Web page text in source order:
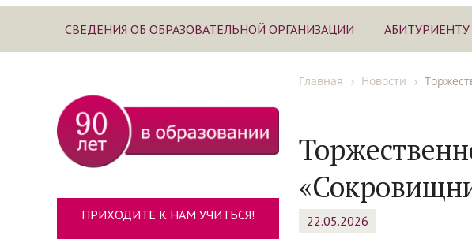
СВЕДЕНИЯ ОБ ОБРАЗОВАТЕЛЬНОЙ ОРГАНИЗАЦИИ АБИТУРИЕНТУ
Главная Новости
22.05.2026
ПРИХОДИТЕ К НАМ УЧИТЬСЯ!